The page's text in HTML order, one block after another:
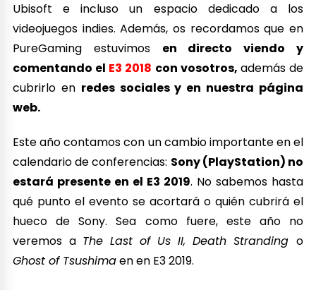
Ubisoft e incluso un espacio dedicado a los
videojuegos indies. Además, os recordamos que en
PureGaming estuvimos en directo viendo y
comentando el E3 2018 con vosotros, además de
cubrirlo en redes sociales y en nuestra página
web.
Este año contamos con un cambio importante en el
calendario de conferencias: Sony (PlayStation) no
estará presente en el E3 2019. No sabemos hasta
qué punto el evento se acortará o quién cubrirá el
hueco de Sony. Sea como fuere, este año no
veremos a The Last of Us II, Death Stranding o
Ghost of Tsushimaen en E3 2019.